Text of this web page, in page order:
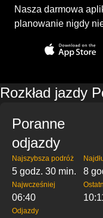
Nasza darmowa
planowanie nigdy
Rozkład jazdy
Poranne
odjazdy
Najszybsza podróż
5 godz. 30 min. 8
Najwcześniej
06:40
Odjazdy